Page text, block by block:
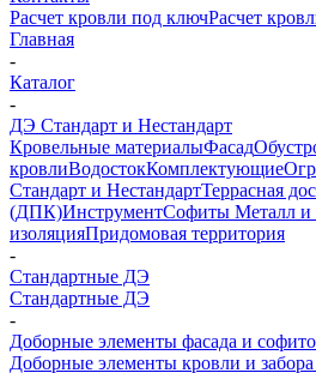
Расчет кровли под ключРасчет
Главная
-
Каталог
-
ДЭ Стандарт и Нестандарт
Кровельные материалыФасад
кровлиВодостокКомплектующие
Стандарт и НестандартТеррасная
(ДПК)ИнструментСофиты Металл
изоляцияПридомовая территория
-
Стандартные ДЭ
Стандартные ДЭ
-
Доборные элементы фасада и
Доборные элементы кровли и